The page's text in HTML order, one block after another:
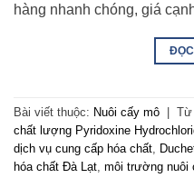
hàng nhanh chóng, giá
Bài viết thuộc: Nuôi cấy mô Từ
chất lượng Pyridoxine
dịch vụ cung cấp hóa chất
hóa chất Đà Lạt môi trường nuôi